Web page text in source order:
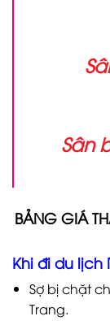
Sân
BẢNG GIÁ
Khi đi du lịch
Sợ bị chặt
Trang.